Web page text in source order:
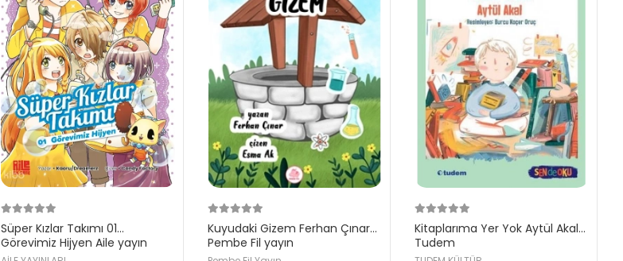
Süper Kızlar Takımı 01
Görevimiz Hijyen Aile yayın
Kuyudaki Gizem Ferhan Çınar
Pembe Fil yayın
Kitaplarıma Yer Yok Aytül Akal
Tudem